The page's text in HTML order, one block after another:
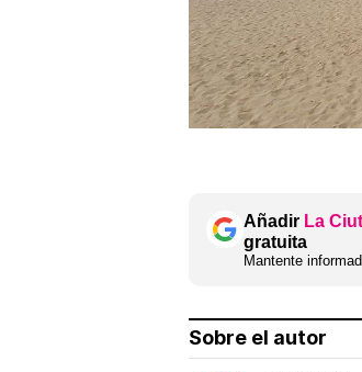
Añadir La
gratuita
Mantente
Sobre el autor